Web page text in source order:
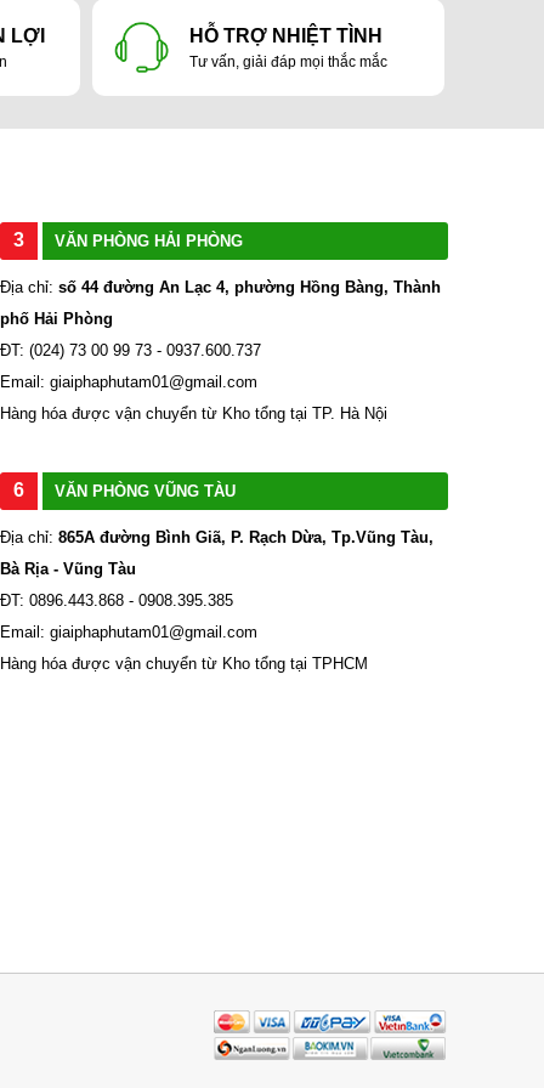
LỢI HỖ TRỢ NHIỆT TÌNH
Tư vấn, giải đáp mọi thắc mắc
3 VĂN PHÒNG HẢI PHÒNG
Địa chỉ: số 44 đường An Lạc 4, phường Hồng Bàng, Thành
phố Hải Phòng
ĐT: (024) 73 00 99 73 - 0937.600.737
Email: giaiphaphutam01@gmail.com
Hàng hóa được vận chuyển từ Kho tổng tại TP. Hà Nội
6 VĂN PHÒNG VŨNG TÀU
Địa chỉ: 865A đường Bình Giã, P. Rạch Dừa, Tp.Vũng Tàu,
Bà Rịa - Vũng Tàu
ĐT: 0896.443.868 - 0908.395.385
Email: giaiphaphutam01@gmail.com
Hàng hóa được vận chuyển từ Kho tổng tại TPHCM